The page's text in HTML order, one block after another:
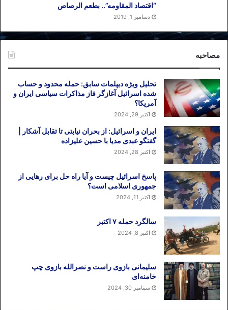
“اقتصاد المقاومه”.. بطعم الرصاص
دسامبر 1, 2019
مصاحبه
تحلیل ویژه دیپلمات سابق: حمله محدود و حساب
شده اسرائیل آغازگر فاز مذاکرات سیاسی ایران و
آمریکا؟
اکتبر 29, 2024
ایران و اسرائیل: از بحران نیابتی تا تقابل آشکار |
گفتگو عبدی مدیا با حسین علیزاده
اکتبر 28, 2024
پاسخ اسرائیل چیست و آیا راه حل برای رهایی از
جمهوری اسلامی است؟
اکتبر 11, 2024
سالگرد حمله ۷ اکتبر
اکتبر 8, 2024
سلیمانی بازوی راست و نصرالله بازوی چپ
خامنه‌ای
سپتامبر 30, 2024